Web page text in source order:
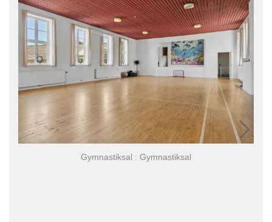
Gymnastiksal : Gymnastiksal